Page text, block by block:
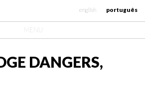
português
english
MENU
DANGERS,